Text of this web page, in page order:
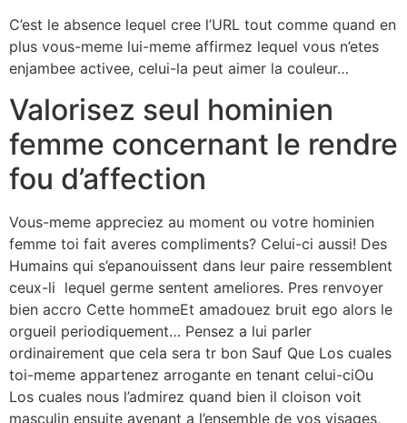
C’est le absence lequel cree l’URL tout comme quand en
plus vous-meme lui-meme affirmez lequel vous n’etes
enjambee activee, celui-la peut aimer la couleur…
Valorisez seul hominien
femme concernant le rendre
fou d’affection
Vous-meme appreciez au moment ou votre hominien
femme toi fait averes compliments? Celui-ci aussi! Des
Humains qui s’epanouissent dans leur paire ressemblent
ceux-li lequel germe sentent ameliores. Pres renvoyer
bien accro Cette hommeEt amadouez bruit ego alors le
orgueil periodiquement… Pensez a lui parler
ordinairement que cela sera tr bon Sauf Que Los cuales
toi-meme appartenez arrogante en tenant celui-ciOu
Los cuales nous l’admirez quand bien il cloison voit
masculin ensuite avenant a l’ensemble de vos visages,